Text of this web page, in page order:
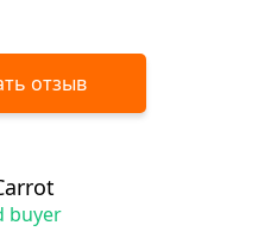
отзыв
buyer